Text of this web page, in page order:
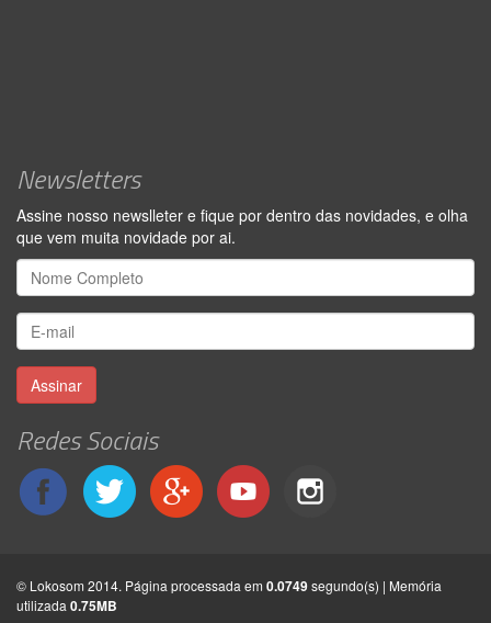
Newsletters
Assine nosso newslleter e fique por dentro das novidades, e olha
que vem muita novidade por ai.
Assinar
Redes Sociais
© Lokosom 2014. Página processada em 0.0749segundo(s) | Memória
utilizada 0.75MB